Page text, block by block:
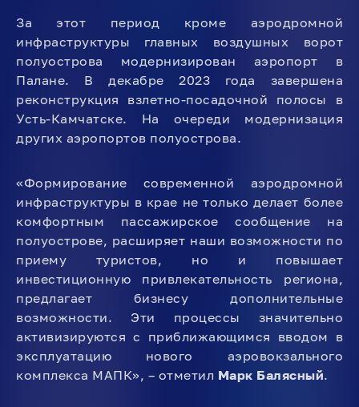
За этот период кроме аэродромной
инфраструктуры главных воздушных ворот
полуострова модернизирован аэропорт в
Палане. В декабре 2023 года завершена
реконструкция взлетно-посадочной полосы в
Усть-Камчатске. На очереди модернизация
других аэропортов полуострова.
«Формирование современной аэродромной
инфраструктуры в крае не только делает более
комфортным пассажирское сообщение на
полуострове, расширяет наши возможности по
приему туристов, но и повышает
инвестиционную привлекательность региона,
предлагает бизнесу дополнительные
возможности. Эти процессы значительно
активизируются с приближающимся вводом в
эксплуатацию нового аэровокзального
комплекса МАПК», – отметил Марк Балясный.